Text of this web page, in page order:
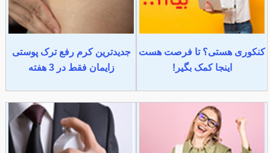
کنکوری هستی؟ تا فرصت هست
اینجا کمک بگیر!
جدیدترین کرم رفع ترک پوستی
زایمان فقط در 3 هفته